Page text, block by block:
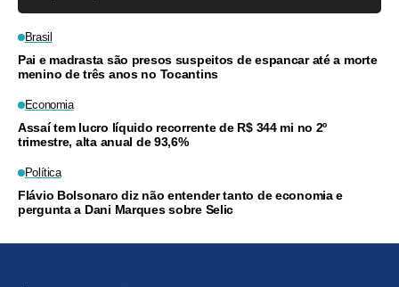
Brasil
Pai e madrasta são presos suspeitos de espancar até a morte
menino de três anos no Tocantins
Economia
Assaí tem lucro líquido recorrente de R$ 344 mi no 2º
trimestre, alta anual de 93,6%
Política
Flávio Bolsonaro diz não entender tanto de economia e
pergunta a Dani Marques sobre Selic